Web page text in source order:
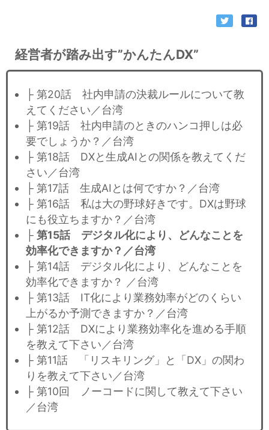
経営者が踏み出す”かんたんDX”
├ 第20話 社内申請の決裁ルールについて教
えてください／台湾
├ 第19話 社内申請のときのハンコ押しは必
要でしょうか？／台湾
├ 第18話 DXと生成AIとの関係を教えてくだ
さい／台湾
├ 第17話 生成AIとは何ですか？／台湾
├ 第16話 私は大の野球好きです。DXは野球
にも役立ちますか？／台湾
├ 第15話 デジタル化により、どんなことを
効率化できますか？／台湾
├ 第14話 デジタル化により、どんなことを
効率化できますか？ ／台湾
├ 第13話 IT化により業務効率がどのくらい
上がるか予測できますか？／台湾
├ 第12話 DXにより業務効率化を進める手順
を教えて下さい／台湾
├ 第11話 「リスキリング」と「DX」の関わ
りを教えて下さい／台湾
├ 第10回 ノーコードに関して教えて下さい
／台湾